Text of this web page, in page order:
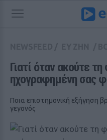
Γιατί όταν ακούτε
ηχογραφημένη σας
Ποια επιστημονική εξήγηση
γεγονός